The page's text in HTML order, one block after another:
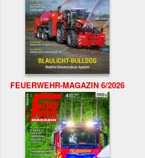
FEUERWEHR-MAGAZIN 6/2026